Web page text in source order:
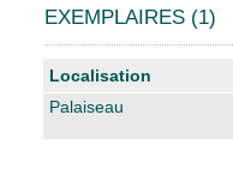
EXEMPLAIRES (1)
Liste des exemplaires
Localisation
Palaiseau